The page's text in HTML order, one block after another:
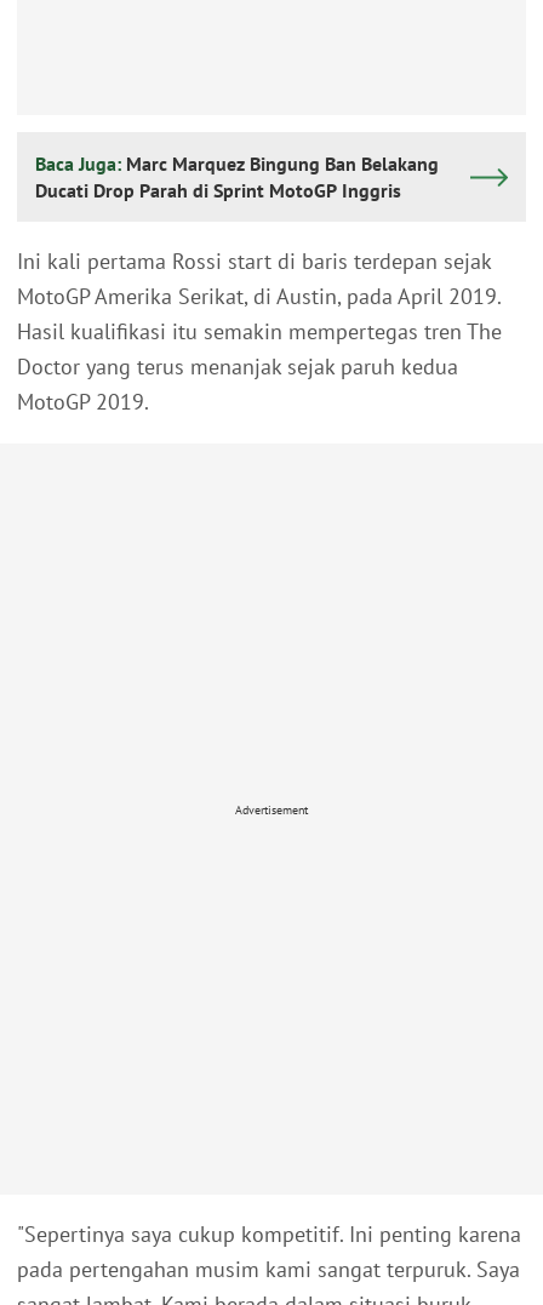
Baca Juga: Marc Marquez Bingung Ban Belakang
Ducati Drop Parah di Sprint MotoGP Inggris
Ini kali pertama Rossi start di baris terdepan sejak
MotoGP Amerika Serikat, di Austin, pada April 2019.
Hasil kualifikasi itu semakin mempertegas tren The
Doctor yang terus menanjak sejak paruh kedua
MotoGP 2019.
Advertisement
"Sepertinya saya cukup kompetitif. Ini penting karena
pada pertengahan musim kami sangat terpuruk. Saya